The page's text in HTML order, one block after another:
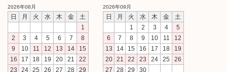
2026年08月
日 月 火 水 木 金
土
1
2
3 4 5 6 7
8
9
10 11 12 13 14
15
16
17 18 19 20 21
22
23
24 25 26 27 28 29
2026年09月
日 月 火 水 木 金
土
1
2 3 4
5
6
7 8 9 10 11
12
13
14 15 16 17 18
19
20
21 22 23 24 25
26
27
28 29 30